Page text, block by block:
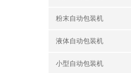
粉末自动包装机
液体自动包装机
小型自动包装机